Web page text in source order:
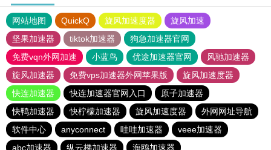
网站地图 QuickQ 旋风加速度器
旋风加速
坚果加速器
tiktok加速器
狗急加速器官网
免费vqn外网加速
小蓝鸟 优途加速器官网
风驰加速器
旋风加速器
免费vps加速器外网苹果版
旋风加速度器
快连加速器
快连加速器官网入口
原子加速器
快鸭加速器
快柠檬加速器 旋风加速度器
外网网址导航
软件中心
anyconnect 哇哇加速器
veee加速器
abc加速器
纵云梯加速器 海鸥加速器